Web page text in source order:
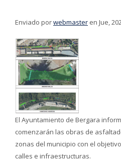
Enviado porwebmaster en Jue,
El Ayuntamiento de Bergara
comenzarán las obras de
zonas del municipio con el
calles e infraestructuras.